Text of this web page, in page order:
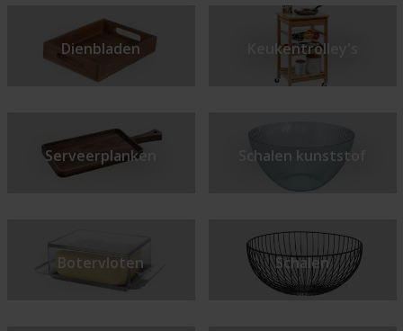
Dienbladen Keukentrolley's
Serveerplanken Schalen kunststof
Botervloten Schalen